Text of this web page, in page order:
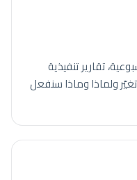
تقارير تنفيذية
ولماذا وماذا سنفعل